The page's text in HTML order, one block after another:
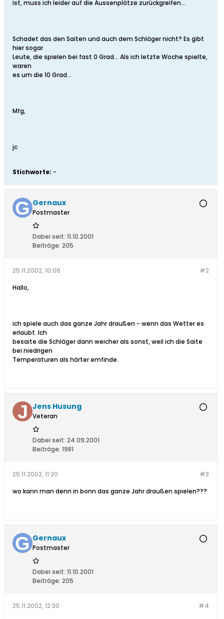
ist, muss ich leider auf die Aussenplätze zurückgreifen...
Schadet das den Saiten und auch dem Schläger nicht? Es gibt
hier sogar
Leute, die spielen bei fast 0 Grad... Als ich letzte Woche spielte,
waren
es um die 10 Grad...
Mfg,
jc
Stichworte: -
Gernaux
Postmaster
Dabei seit: 11.10.2001
Beiträge: 205
#2
25.11.2002, 10:06
Hallo,
ich spiele auch das ganze Jahr draußen - wenn das Wetter es
erlaubt. Ich
besaite die Schläger dann weicher als sonst, weil ich die Saite
bei niedrigen
Temperaturen als härter emfinde.
Jens Husung
Veteran
Dabei seit: 24.09.2001
Beiträge: 1981
#3
25.11.2002, 11:20
wo kann man denn in bonn das ganze Jahr draußen spielen???
Gernaux
Postmaster
Dabei seit: 11.10.2001
Beiträge: 205
#4
25.11.2002, 12:30